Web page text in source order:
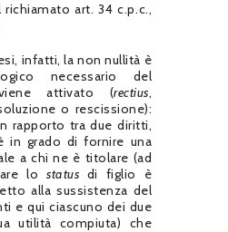
art. 34 c.p.c.,
infatti, la non nullità è
necessario del
attivato (rectius,
o rescissione):
rapporto tra due diritti,
in grado di fornire una
a chi ne è titolare (ad
lo status di figlio è
alla sussistenza del
e qui ciascuno dei due
utilità compiuta) che